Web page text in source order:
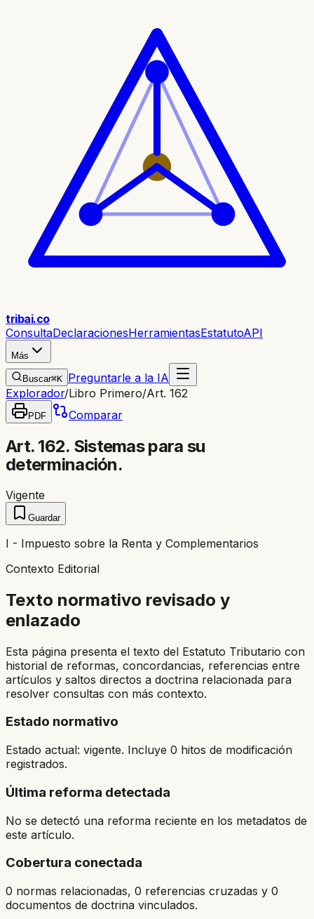
tribai.co
ConsultaDeclaracionesHerramientasEstatutoAPI
Más
Buscar⌘K Preguntarle a la IA
Explorador/Libro Primero/Art. 162
PDF Comparar
Art. 162. Sistemas para su
determinación.
Vigente
Guardar
I - Impuesto sobre la Renta y Complementarios
Contexto Editorial
Texto normativo revisado y
enlazado
Esta página presenta el texto del Estatuto Tributario con
historial de reformas, concordancias, referencias entre
artículos y saltos directos a doctrina relacionada para
resolver consultas con más contexto.
Estado normativo
Estado actual: vigente. Incluye 0 hitos de modificación
registrados.
Última reforma detectada
No se detectó una reforma reciente en los metadatos de
este artículo.
Cobertura conectada
0 normas relacionadas, 0 referencias cruzadas y 0
documentos de doctrina vinculados.